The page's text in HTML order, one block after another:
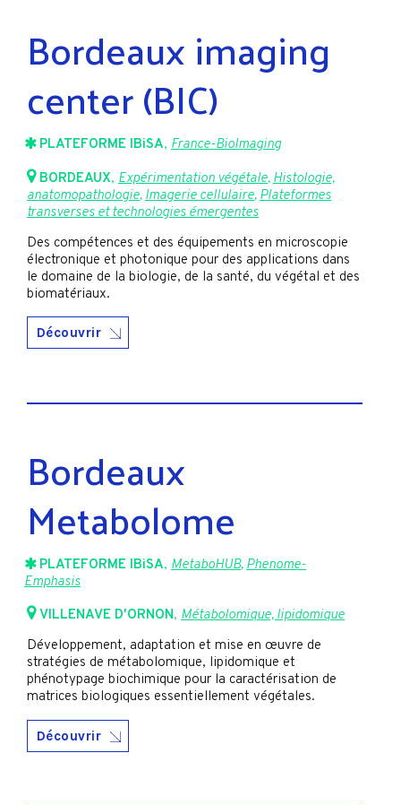
Bordeaux imaging
center (BIC)
PLATEFORME IBiSA, France-BioImaging
BORDEAUX, Expérimentation végétale, Histologie,
anatomopathologie, Imagerie cellulaire, Plateformes
transverses et technologies émergentes
Des compétences et des équipements en microscopie
électronique et photonique pour des applications dans
le domaine de la biologie, de la santé, du végétal et des
biomatériaux.
Découvrir
Bordeaux
Metabolome
PLATEFORME IBiSA, MetaboHUB,Phenome-
Emphasis
VILLENAVE D'ORNON, Métabolomique, lipidomique
Développement, adaptation et mise en œuvre de
stratégies de métabolomique, lipidomique et
phénotypage biochimique pour la caractérisation de
matrices biologiques essentiellement végétales.
Découvrir